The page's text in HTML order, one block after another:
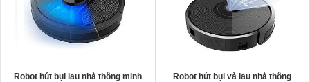
Robot hút bụi lau nhà thông minh
Robot hút bụi và lau nhà thông